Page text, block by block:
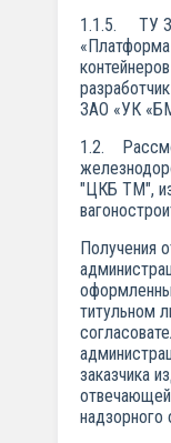
1.1.5. ТУ
ЗАО «УК
1.2.
"ЦКБ ТМ",
Получения
титульном
заказчика
отвечающей
надзорного